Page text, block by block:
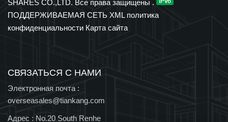
кабельных лотков. Наша продукция широко используется в
и новых источниках энергии. Группа обладает
производственных предприятий Китая, а также в число
национальных высокотехнологичных предприятий и
национальных технологических центров, обладая
многочисленными провинциальными и национальными
SHARES CO.,LTD. Все права защищены .
ПОДДЕРЖИВАЕМАЯ СЕТЬ XML политика
конфиденциальности Карта сайта
СВЯЗАТЬСЯ С НАМИ
Электронная почта :
overseasales@tiankang.com
Адрес : No.20 South Renhe